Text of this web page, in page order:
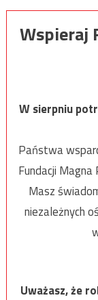
Wspieraj
W sierpniu
Państwa
Fundacji Magna
Masz
niezależnych
Uważasz, że